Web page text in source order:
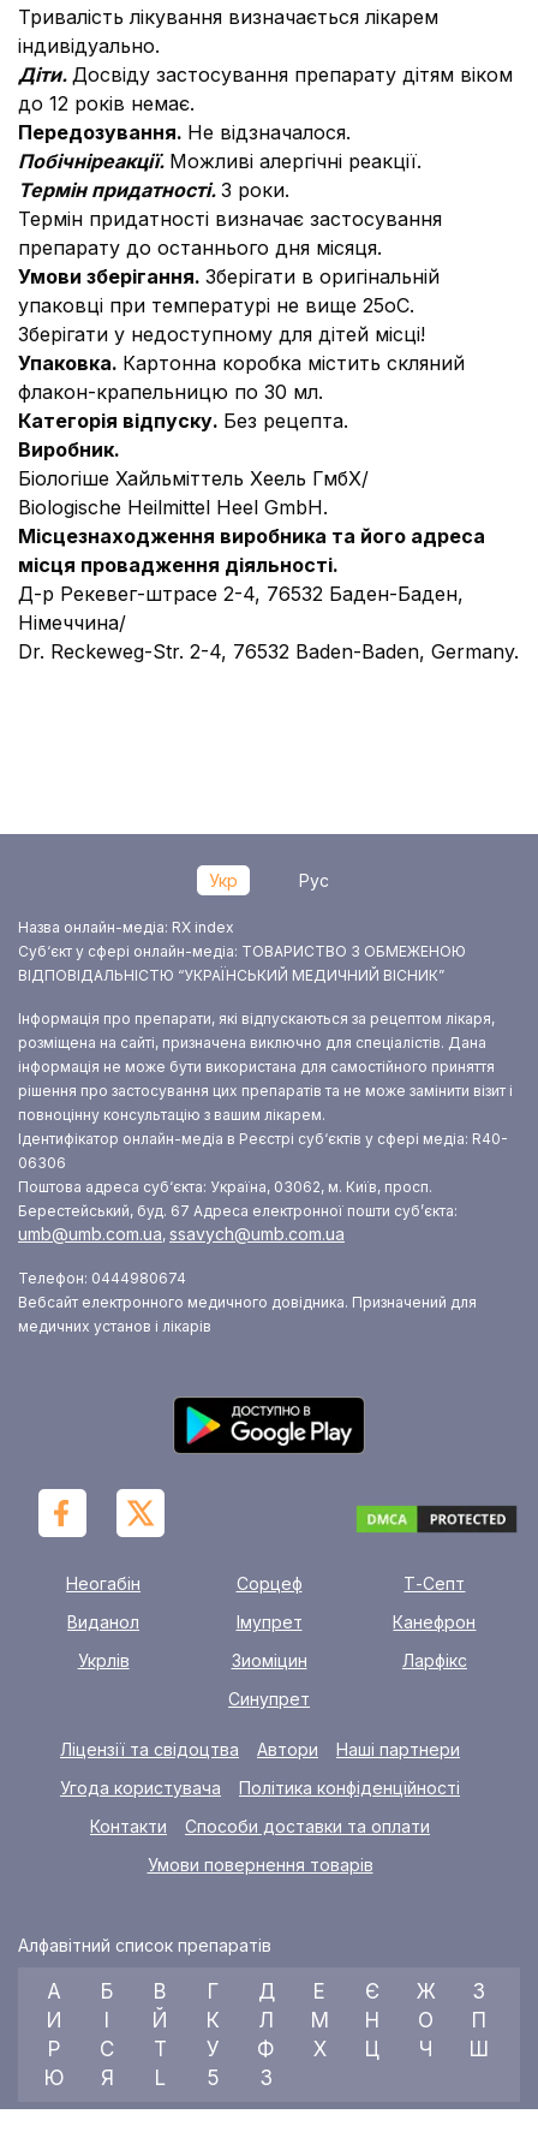
Тривалість лікування визначається лікарем
індивідуально.
Діти. Досвіду застосування препарату дітям віком
до 12 років немає.
Передозування. Не відзначалося.
Побічніреакції. Можливі алергічні реакції.
Термін придатності. 3 роки.
Термін придатності визначає застосування
препарату до останнього дня місяця.
Умови зберігання. Зберігати в оригінальній
упаковці при температурі не вище 25оС.
Зберігати у недоступному для дітей місці!
Упаковка. Картонна коробка містить скляний
флакон-крапельницю по 30 мл.
Категорія відпуску. Без рецепта.
Виробник.
Біологіше Хайльміттель Хеель ГмбХ/
Biologische Heilmittel Heel GmbH.
Місцезнаходження виробника та його адреса
місця провадження діяльності.
Д-р Рекевег-штрасе 2-4, 76532 Баден-Баден,
Німеччина/
Dr. Reckeweg-Str. 2-4, 76532 Baden-Baden, Germany.
Укр Рус
Назва онлайн-медіа: RX index
Суб‘єкт у сфері онлайн-медіа: ТОВАРИСТВО З ОБМЕЖЕНОЮ
ВІДПОВІДАЛЬНІСТЮ “УКРАЇНСЬКИЙ МЕДИЧНИЙ ВІСНИК”
Інформація про препарати, які відпускаються за рецептом лікаря,
розміщена на сайті, призначена виключно для спеціалістів. Дана
інформація не може бути використана для самостійного приняття
рішення про застосування цих препаратів та не може замінити візит і
повноцінну консультацію з вашим лікарем.
Ідентифікатор онлайн-медіа в Реєстрі суб‘єктів у сфері медіа: R40-
06306
Поштова адреса суб‘єкта: Україна, 03062, м. Київ, просп.
Берестейський, буд. 67 Адреса електронної пошти суб’єкта:
umb@umb.com.ua, ssavych@umb.com.ua
Телефон: 0444980674
Вебсайт електронного медичного довідника. Призначений для
медичних установ і лікарів
Неогабін Сорцеф
Т-Септ
Виданол
Імупрет
Канефрон
Укрлів
Зиоміцин
Ларфікс
Синупрет
Ліцензії та свідоцтва Автори
Наші партнери
Угода користувача
Політика конфіденційності
Контакти
Способи доставки та оплати
Умови повернення товарів
Алфавітний список препаратів
А Б В Г Д Е Є Ж
З
И
Й К Л М Н О
П
Р
С Т У Ф Х Ц Ч
Ш
Ю
Я L 5 3